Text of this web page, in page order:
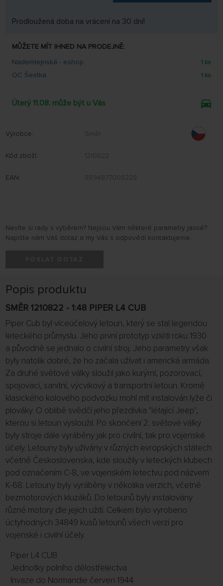
Prodloužená doba na vrácení na 30 dní!
MŮŽETE MÍT IHNED NA PRODEJNĚ:
Nademlejnská - eshop
1 ks
OC Šestka 1 ks
Úterý 11.08. může být u Vás
Výrobce: Směr
Kód zboží: 1210822
EAN: 8594877008228
Nevíte si rady s výběrem? Nejsou Vám některé parametry jasné?
Napište nám Váš dotaz a my Vás s odpovědí kontaktujeme.
Popis produktu
SMĚR 1210822 - 1:48 PIPER L4 CUB
Piper Cub byl víceúčelový letoun, který se stal legendou
leteckého průmyslu. Jeho první prototyp vzlétl roku 1930
a původně se jednalo o civilní stroj. Jeho parametry však
byly natolik dobré, že ho začala užívat i americká armáda.
Za druhé světové války sloužil jako kurýrní, pozorovací,
spojovací, sanitní, výcvikový a transportní letoun. Kromě
klasického kolového podvozku mohl mít instalován lyže či
plováky. O oblibě svědčí jeho přezdívka "létající Jeep",
kterou si letoun vysloužil. Po skončení 2. světové války
byly stroje dále vyráběny jak pro civilní, tak pro vojenské
účely. Letouny byly užívány v různých evropských státech
včetně Československa, kde sloužily v leteckých klubech
pod označením C-8, ve vojenském letectvu pod názvem
K-68. Letouny byly vyráběny v několika verzích, včetně
bezmotorových kluzáků. Do letounů byly instalovány
různé motory dle jejich užití. Celkem bylo vyrobeno
úctyhodných 34849 kusů letounů všech verzí pro
vojenské i civilní účely.
Piper L4 CUB
Jednotky polního dělostřelectva
Invaze do Normandie červen 1944